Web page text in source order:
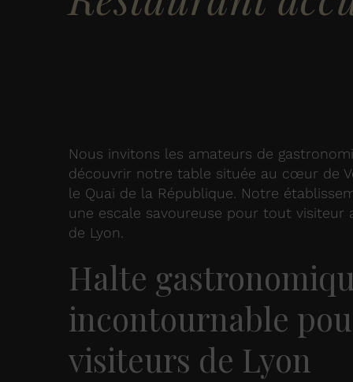
Nous invitons les amateurs de
découvrir notre table située au cœur de
le Quai de la République. Notre
une escale savoureuse pour tout visiteur
de Lyon.
Halte
incontournable
visiteurs de Lyon